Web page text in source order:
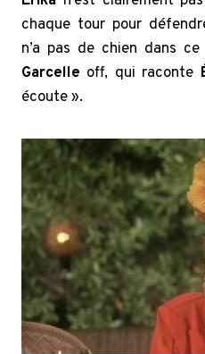
chaque tour pour
n’a pas de chien dans
Garcelle off, qui raconte
écoute ».